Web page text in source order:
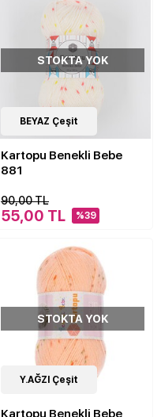
14Çeşit
STOKTA YOK
BEYAZ Çeşit
Kartopu Benekli Bebe
881
90,00 TL
55,00 TL %39
14Çeşit
STOKTA YOK
Y.AĞZI Çeşit
Kartopu Benekli Bebe